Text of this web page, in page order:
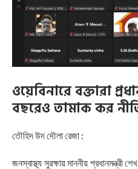
ওয়েবিনারে বক্তারা
বছরেও তামাক কর
তৌহিদ উদ দৌলা রেজা :
জনস্বাস্থ্য সুরক্ষায় মাননীয় প্রধানমন্ত্রী